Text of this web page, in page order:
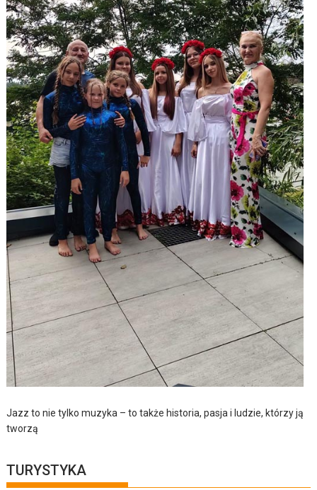
Jazz to nie tylko muzyka – to także historia, pasja i ludzie, którzy ją
tworzą
TURYSTYKA